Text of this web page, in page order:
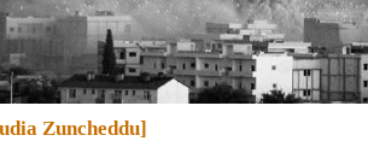
Zuncheddu]